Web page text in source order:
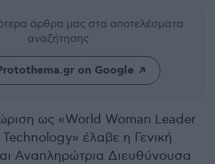
άρθρα μας στα αποτελέσματα
αναζήτησης
on Google
ως «World Woman Leader
έλαβε η Γενική
Αναπληρώτρια Διευθύνουσα